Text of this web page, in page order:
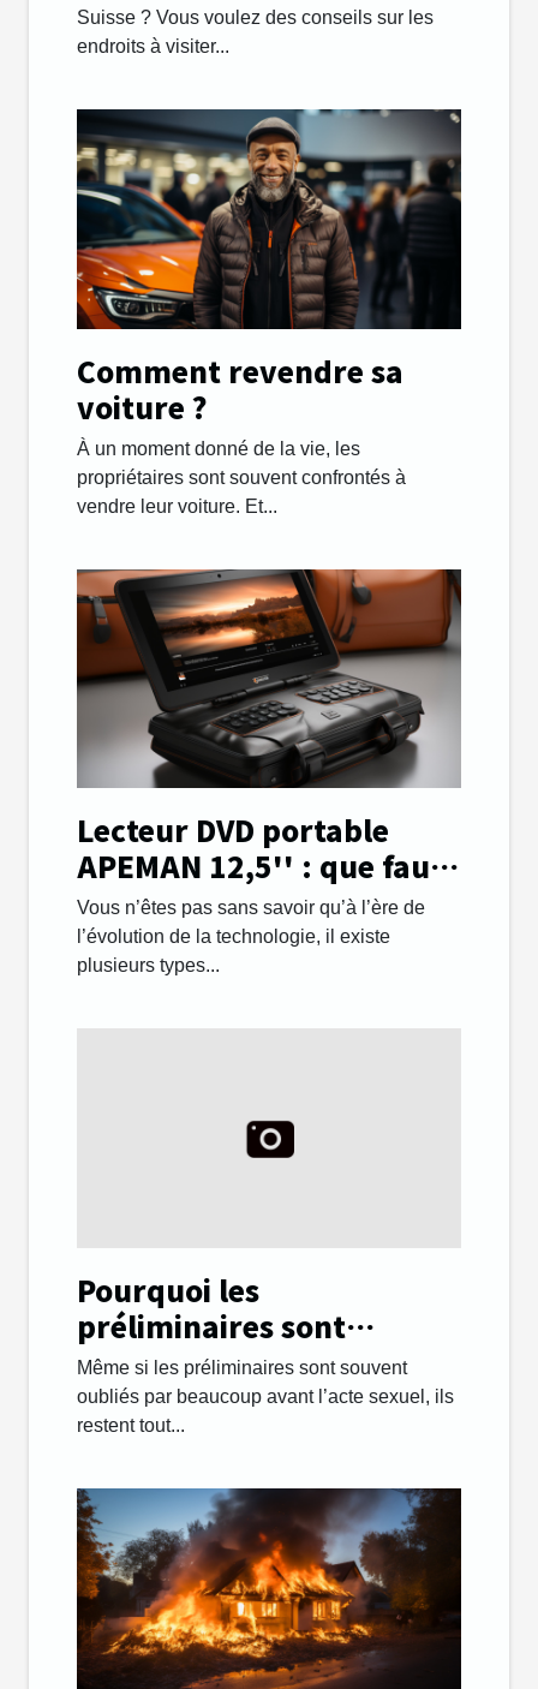
Suisse ? Vous voulez des conseils sur les
endroits à visiter...
Comment revendre sa
voiture ?
À un moment donné de la vie, les
propriétaires sont souvent confrontés à
vendre leur voiture. Et...
Lecteur DVD portable
APEMAN 12,5'' : que faut-
il savoir ?
Vous n’êtes pas sans savoir qu’à l’ère de
l’évolution de la technologie, il existe
plusieurs types...
Pourquoi les
préliminaires sont
importants lors des
rapports sexuels ?
Même si les préliminaires sont souvent
oubliés par beaucoup avant l’acte sexuel, ils
restent tout...